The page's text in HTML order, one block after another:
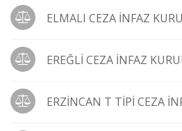
ELMALI CEZA İNFAZ
EREĞLİ CEZA İNFAZ
ERZİNCAN T TİPİ CEZA